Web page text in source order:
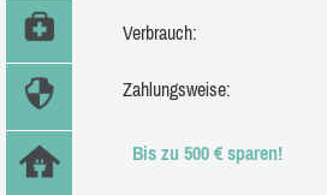
Verbrauch:
Zahlungsweise:
Bis zu 500 € sparen!